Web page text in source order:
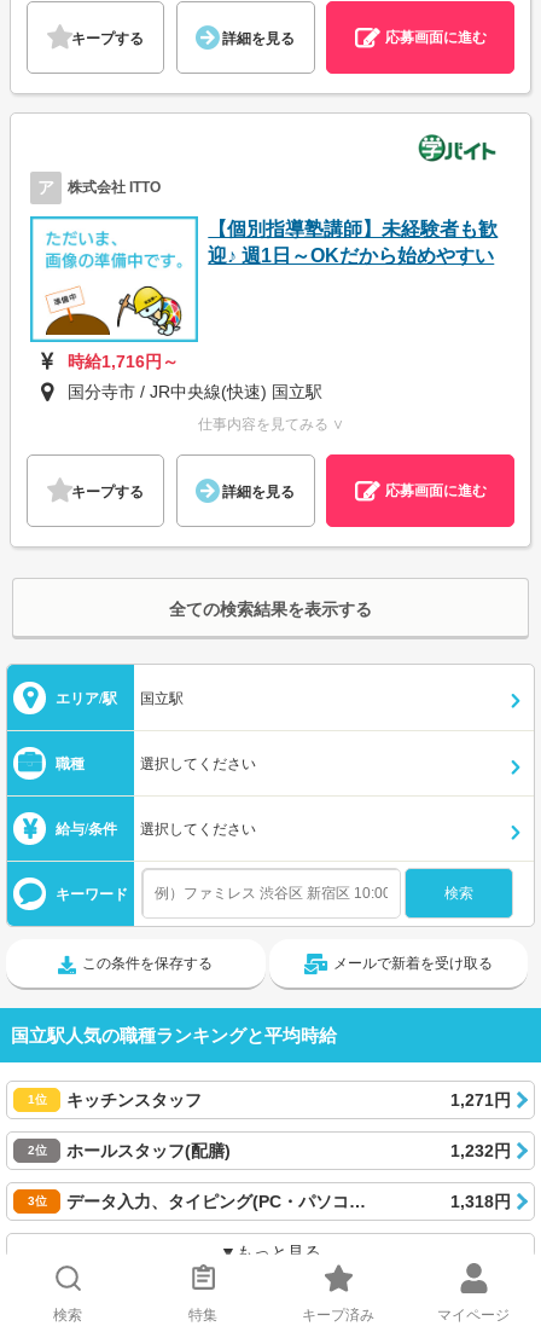
キープする 詳細を見る 応募画面に進む
ア 株式会社 ITTO
【個別指導塾講師】未経験者も歓
迎♪ 週1日～OKだから始めやすい
時給1,716円～
国分寺市 / JR中央線(快速) 国立駅
仕事内容を見てみる ∨
キープする 詳細を見る 応募画面に進む
全ての検索結果を表示する
エリア/駅 国立駅
職種 選択してください
給与/条件 選択してください
キーワード
この条件を保存する メールで新着を受け取る
国立駅人気の職種ランキングと平均時給
1位 キッチンスタッフ 1,271円
2位 ホールスタッフ(配膳) 1,232円
3位 データ入力、タイピング(PC・パソコン・インターネット) 1,318円
▼もっと見る
2025年8月6日~2026年7月8日
検索 特集 キープ済み マイページ